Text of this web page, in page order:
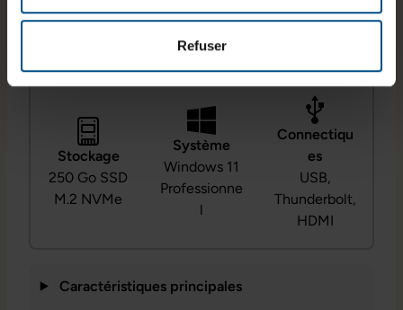
Refuser
Diagonale
Processeur
i7‑10610U
Mémoire
Stockage
250 Go SSD
M.2 NVMe
Système
Windows 11
Professionne
l
Connectiqu
es
USB,
Thunderbolt,
HDMI
Caractéristiques principales